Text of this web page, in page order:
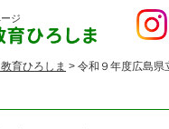
ジ
育ひろしま > 令和９年度広島県